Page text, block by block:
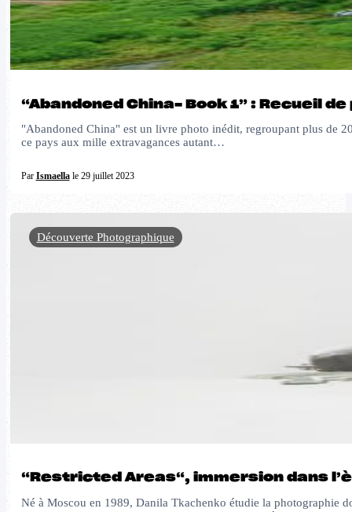
“Abandoned China- Book 1” : Recueil
"Abandoned China" est un livre photo inédit, regroupant plus de
ce pays aux mille extravagances autant…
Par Ismaellale 29 juillet 2023
“Restricted Areas“, immersion dans
Né à Moscou en 1989, Danila Tkachenko étudie la photographie
Découverte Photographique